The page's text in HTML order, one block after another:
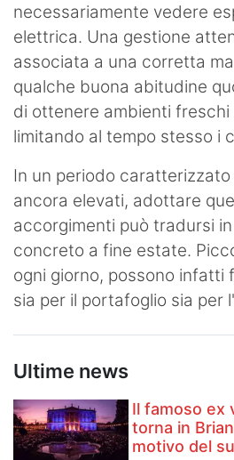
necessariamente vedere
elettrica. Una gestione
associata a una corretta
qualche buona abitudine
di ottenere ambienti
limitando al tempo stesso i
In un periodo
ancora elevati, adottare
accorgimenti può tradursi
concreto a fine estate.
ogni giorno, possono infatti
sia per il portafoglio sia per
Ultime news
Il famoso ex
torna in
motivo del